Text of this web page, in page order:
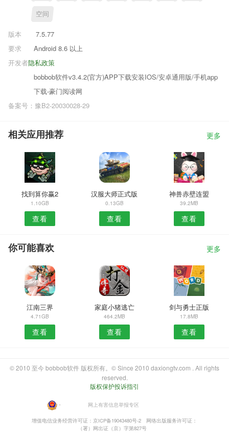
空间
版本
7.5.77
要求
Android 8.6 以上
隐私政策
开发者
bobbob软件v3.4.2(官方)APP下载安装IOS/安卓通用版/手机app
下载-豪门阅读网
备案号：豫B2-20030028-29
相关应用推荐 更多
找到算你赢2
1.10GB
查看
汉服大师正式版
0.13GB
查看
神兽赤壁连盟
39.2MB
查看
你可能喜欢 更多
江南三界
4.71GB
查看
家庭小猪逃亡
464.2MB
查看
剑与勇士正版
17.8MB
查看
© 2010 至今 bobbob软件 版权所有。© Since 2010 daxiongtv.com . All rights
reserved.
版权保护投诉指引
・ 网上有害信息举报专区
增值电信业务经营许可证：京ICP备19043480号-2
网络出版服务许可证：
（署）网出证（京）字第827号